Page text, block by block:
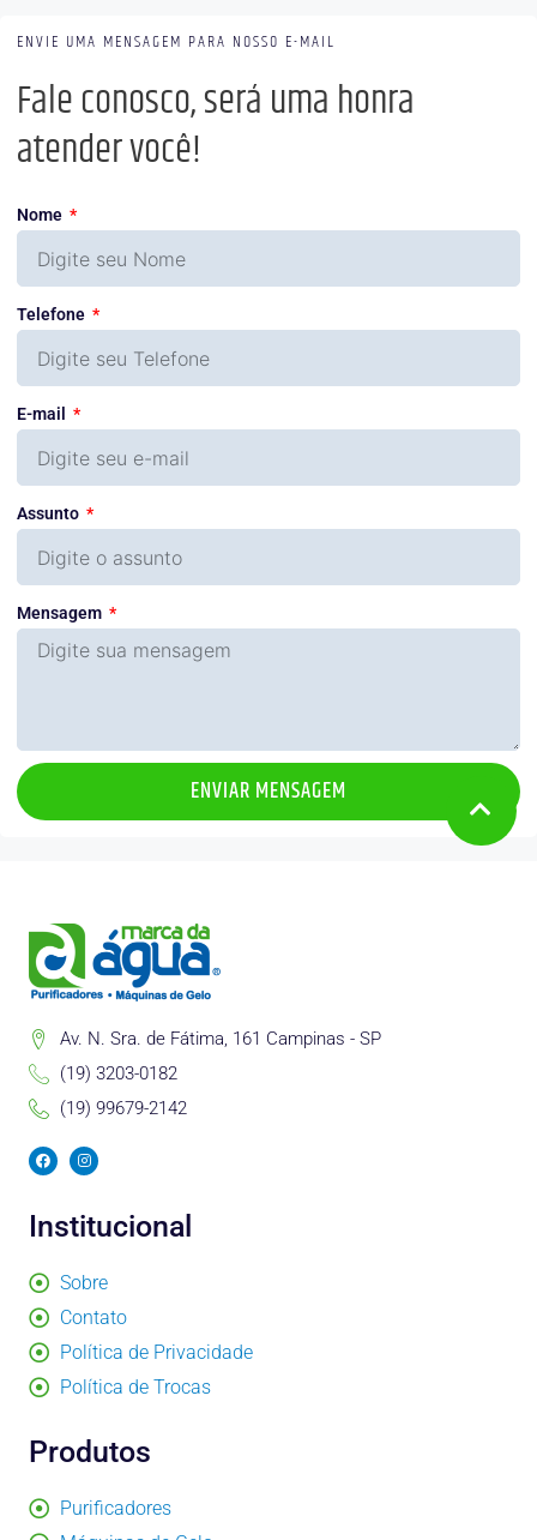
ENVIE UMA MENSAGEM PARA NOSSO E-MAIL
Fale conosco, será uma honra
atender você!
Nome
Telefone
E-mail
Assunto
Mensagem
ENVIAR MENSAGEM
Av. N. Sra. de Fátima, 161 Campinas - SP
(19) 3203-0182
(19) 99679-2142
F
a
c
o
o
I
n
s
g
r
Institucional
Sobre
Contato
Política de Privacidade
Política de Trocas
Produtos
Purificadores